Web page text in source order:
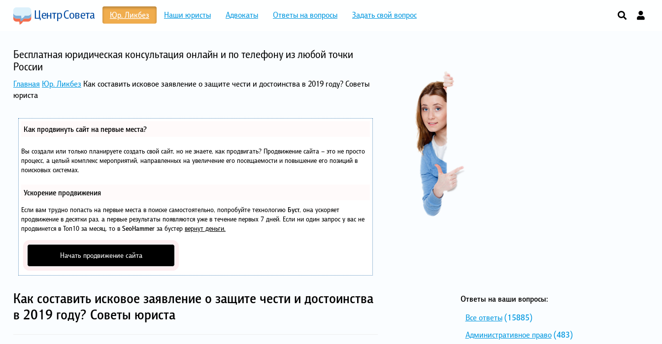
Юр. Ликбез Наши юристы Адвокаты Ответы на вопросы Задать свой вопрос
Бесплатная юридическая консультация онлайн и по телефону из любой точки
России
Главная Юр. Ликбез Как составить исковое заявление о защите чести и достоинства в 2019 году? Советы
юриста
Как продвинуть сайт на первые места?
Вы создали или только планируете создать свой сайт, но не знаете, как продвигать? Продвижение сайта – это не просто
процесс, а целый комплекс мероприятий, направленных на увеличение его посещаемости и повышение его позиций в
поисковых системах.
Ускорение продвижения
Если вам трудно попасть на первые места в поиске самостоятельно, попробуйте технологию Буст, она ускоряет
продвижение в десятки раз, а первые результаты появляются уже в течение первых 7 дней. Если ни один запрос у вас не
продвинется в Топ10 за месяц, то в SeoHammer за бустер вернут деньги.
Начать продвижение сайта
Как составить исковое заявление о защите чести и достоинства
в 2019 году? Советы юриста
Ответы на ваши вопросы:
Все ответы(15885)
Административное право(483)